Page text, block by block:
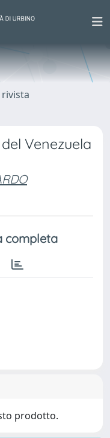
Venezuela
completa
prodotto.